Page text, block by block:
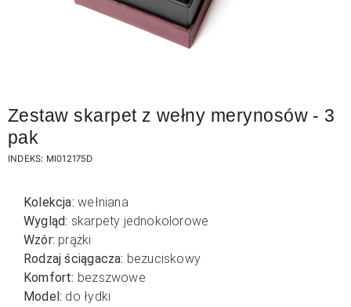
Zestaw skarpet z wełny merynosów - 3
pak
INDEKS: MI012175D
Kolekcja: wełniana
Wygląd: skarpety jednokolorowe
Wzór: prążki
Rodzaj ściągacza: bezuciskowy
Komfort: bezszwowe
Model: do łydki